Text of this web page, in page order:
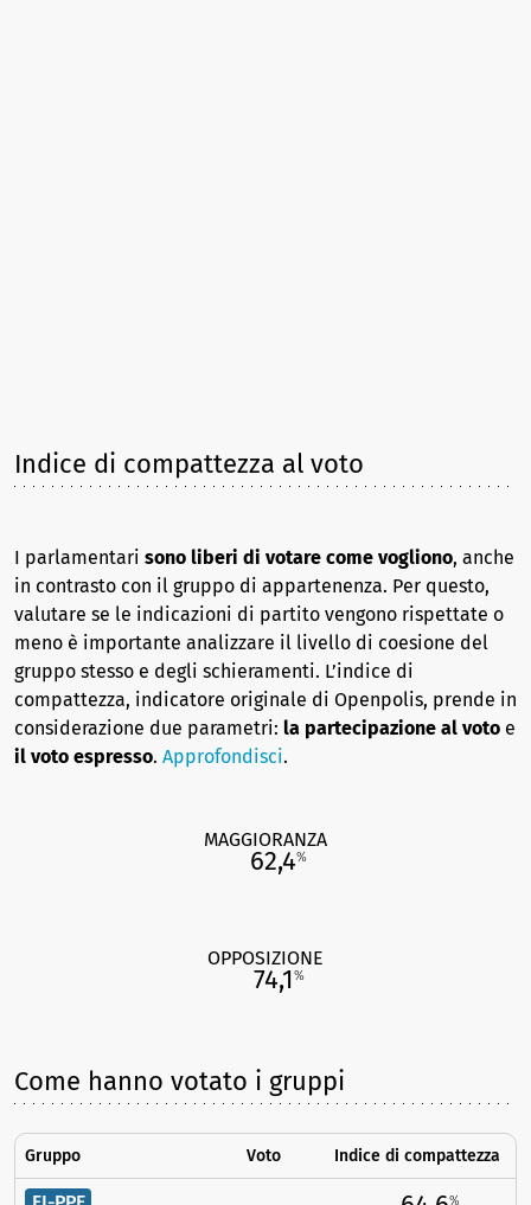
Indice di compattezza al voto
I parlamentari sono liberi di votare come vogliono, anche
in contrasto con il gruppo di appartenenza. Per questo,
valutare se le indicazioni di partito vengono rispettate o
meno è importante analizzare il livello di coesione del
gruppo stesso e degli schieramenti. L’indice di
compattezza, indicatore originale di Openpolis, prende in
considerazione due parametri: la partecipazione al voto e
il voto espresso. Approfondisci.
MAGGIORANZA
62,4%
OPPOSIZIONE
74,1%
Come hanno votato i gruppi
Gruppo Voto Indice di compattezza
%